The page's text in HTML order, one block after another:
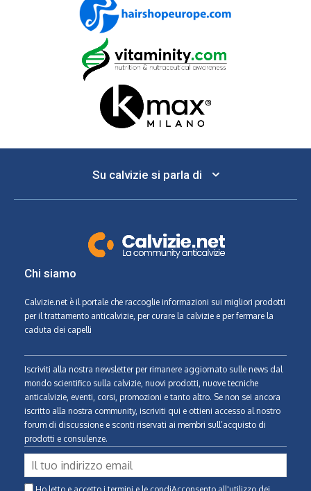
Su calvizie si parla di
Chi siamo
Calvizie.net è il portale che raccoglie informazioni sui migliori prodotti
per il trattamento anticalvizie, per curare la calvizie e per fermare la
caduta dei capelli
Iscriviti alla nostra newsletter per rimanere aggiornato sulle news dal
mondo scientifico sulla calvizie, nuovi prodotti, nuove tecniche
anticalvizie, eventi, corsi, promozioni e tanto altro. Se non sei ancora
iscritto alla nostra community, iscriviti qui e ottieni accesso al nostro
forum di discussione e sconti riservati ai membri sull’acquisto di
prodotti e consulenze.